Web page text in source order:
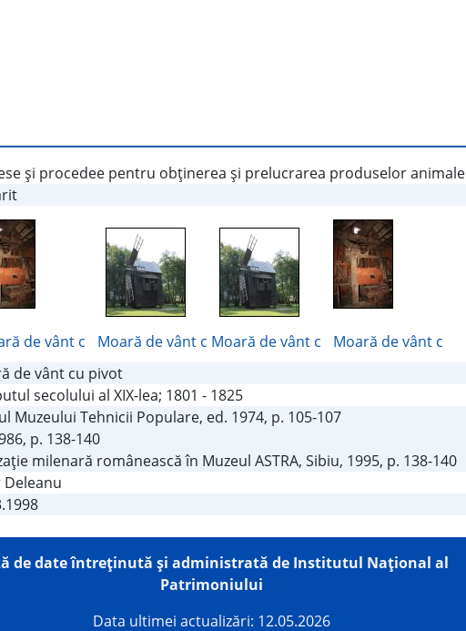
şi procedee pentru obţinerea şi prelucrarea produselor
de vânt c Moară de vânt c Moară de vânt c
Moară de vânt c
de vânt cu pivot
secolului al XIX-lea; 1801 - 1825
Muzeului Tehnicii Populare, ed. 1974, p. 105-107
p. 138-140
milenară românească în Muzeul ASTRA, Sibiu, 1995, p. 138-140
Deleanu
de date întreţinută şi administrată de Institutul Național al
Patrimoniului
Data ultimei actualizări: 12.05.2026